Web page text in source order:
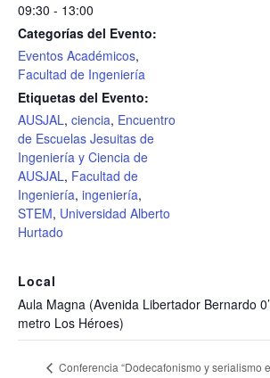
09:30 - 13:00
Categorías del Evento:
Eventos Académicos,
Facultad de Ingeniería
Etiquetas del Evento:
AUSJAL, ciencia, Encuentro
de Escuelas Jesuitas de
Ingeniería y Ciencia de
AUSJAL, Facultad de
Ingeniería, ingeniería,
STEM, Universidad Alberto
Hurtado
Local
Aula Magna (Avenida Libertador Bernardo
metro Los Héroes)
Conferencia “Dodecafonismo y serialismo